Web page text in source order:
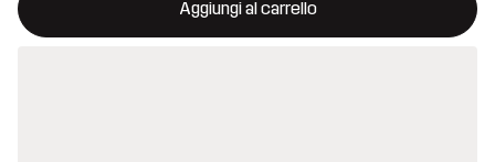
Aggiungi al carrello